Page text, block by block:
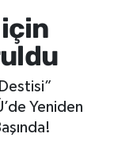
için
Yeniden